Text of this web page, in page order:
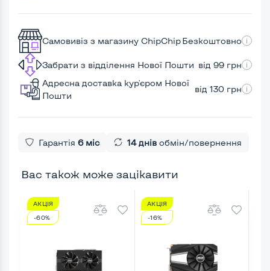
Самовивіз з магазину ChipChipБезкоштовно
Забрати з відділення Нової Пошти від 99 грн
Адресна доставка кур'єром Нової
Пошти
від 130 грн
Гарантія 6 міс 14 днів обмін/повернення
Вас також може зацікавити
АКЦІЯ
-60%
АКЦІЯ
-16%